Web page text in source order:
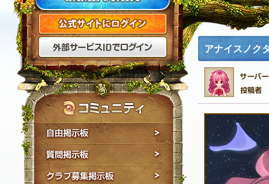
公式サイトにログイン
外部サービスIDでログ
自由掲示板
質問掲示板
クラブ募集掲示板
アナイスノク